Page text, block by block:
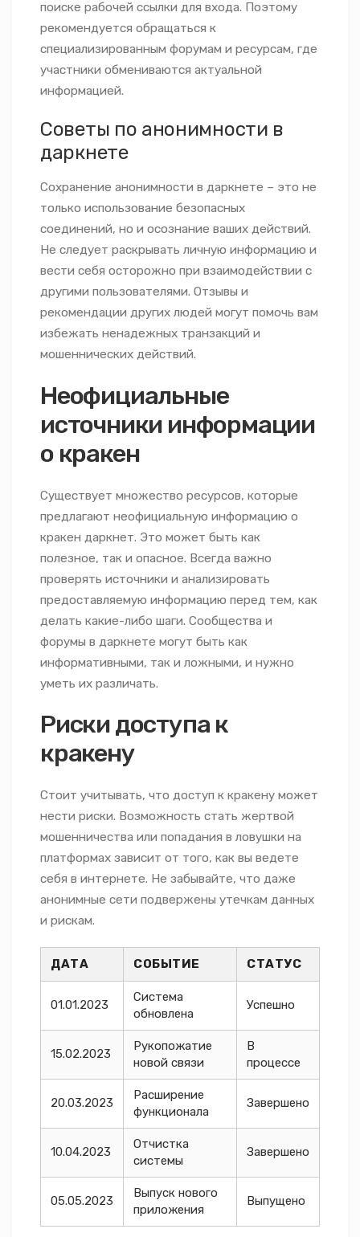
поиске рабочей ссылки для входа. Поэтому
рекомендуется обращаться к
специализированным форумам и ресурсам, где
участники обмениваются актуальной
информацией.
Советы по анонимности в
даркнете
Сохранение анонимности в даркнете – это не
только использование безопасных
соединений, но и осознание ваших действий.
Не следует раскрывать личную информацию и
вести себя осторожно при взаимодействии с
другими пользователями. Отзывы и
рекомендации других людей могут помочь вам
избежать ненадежных транзакций и
мошеннических действий.
Неофициальные
источники информации
о кракен
Существует множество ресурсов, которые
предлагают неофициальную информацию о
кракен даркнет. Это может быть как
полезное, так и опасное. Всегда важно
проверять источники и анализировать
предоставляемую информацию перед тем, как
делать какие-либо шаги. Сообщества и
форумы в даркнете могут быть как
информативными, так и ложными, и нужно
уметь их различать.
Риски доступа к
кракену
Стоит учитывать, что доступ к кракену может
нести риски. Возможность стать жертвой
мошенничества или попадания в ловушки на
платформах зависит от того, как вы ведете
себя в интернете. Не забывайте, что даже
анонимные сети подвержены утечкам данных
и рискам.
ДАТА СОБЫТИЕ СТАТУС
01.01.2023
Система
обновлена
Успешно
15.02.2023
Рукопожатие
новой связи
В
процессе
20.03.2023
Расширение
функционала
Завершено
10.04.2023
Отчистка
системы
Завершено
05.05.2023
Выпуск нового
приложения
Выпущено